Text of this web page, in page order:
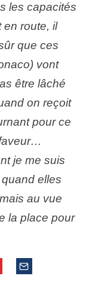
les capacités
en route, il
que ces
vont
être lâché
on reçoit
pour ce
je me suis
elles
au vue
la place pour